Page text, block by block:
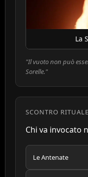
La
"Il vuoto non può
Sorelle."
SCONTRO RITUALE
Chi va invocato
Le Antenate